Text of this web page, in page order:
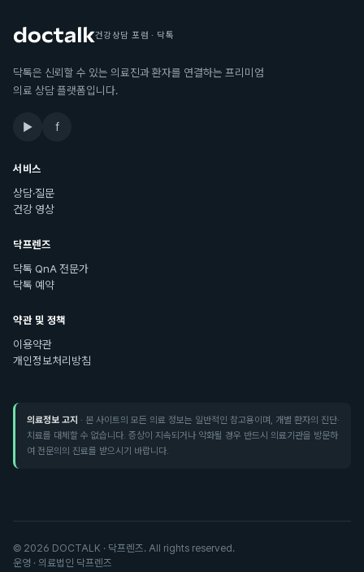
건강상담 포럼 · 닥톡
닥톡은 신뢰할 수 있는 의료진과 환자를 연결하는 프리미엄
의료 상담 플랫폼입니다.
▶ f
서비스
상담·질문
건강 영상
닥프렌즈
닥톡 QnA 전문가
닥톡 예약
약관 및 정책
이용약관
개인정보처리방침
의료정보 고지 · 본 사이트의 모든 의료 정보는 일반적인 참고용이며, 개별 환자의 진단·
치료를 대체할 수 없습니다. 증상이 지속되거나 악화될 경우 반드시 의료기관을 방문하
여 전문의의 진료를 받으시기 바랍니다.
© 2026 DOCTALK · 닥프렌즈. All rights reserved.
운영 · 의료법인 닥프렌즈